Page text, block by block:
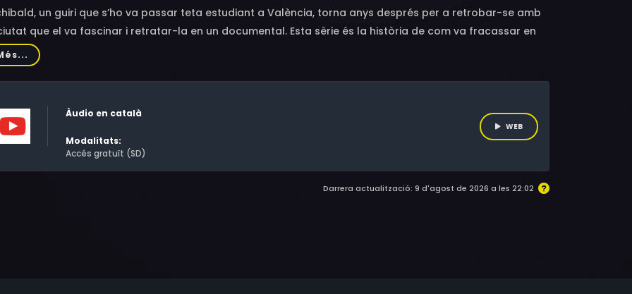
un guiri que s’ho va passar teta estudiant a València, torna anys després per a retrobar-se amb
que el va fascinar i retratar-la en un documental. Esta sèrie és la història de com va fracassar en
o no, segons amb quines ulleres ho mires. Humor, amor i turisme en “Archibald in València”.
Àudio en català
Modalitats:
Accés gratuït (SD)
WEB
Darrera actualització: 9 d'agost de 2026 a les 22:02